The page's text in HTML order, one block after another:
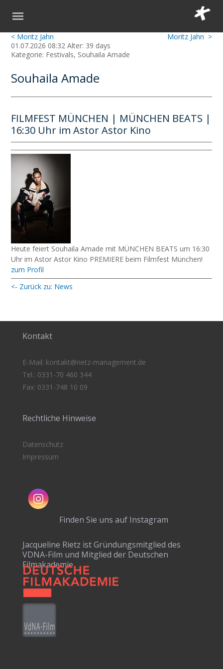
Moritz Jahn >
< Moritz Jahn
01.07.2026 08:32 Alter: 39 days
Kategorie: Festivals, Souhaila Amade
Souhaila Amade
FILMFEST MÜNCHEN | MÜNCHEN BEATS |
16:30 Uhr im Astor Astor Kino
Heute feiert Souhaila Amade mit MÜNCHEN BEATS um 16:30
Uhr im Astor Astor Kino PREMIERE beim Filmfest München!
zum Profil
<- Zurück zu: News
Kontakt
E-Mail: kontakt@rietz-management.de
Tel.: 0331-70 460 344
Fax: 0331-748 10 09
Rechtliche Hinweise
Datenschutz
Impressum
Finden Sie uns auf Instagram
Jacqueline Rietz ist Gründungsmitglied des
VDNA-Film und Mitglied der Deutschen
Filmakademie